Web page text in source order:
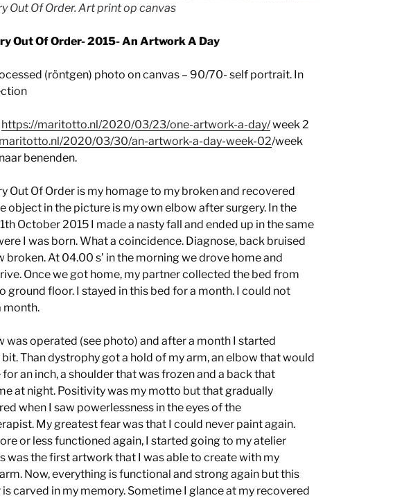
Out Of Order. Art print op canvas
Out Of Order- 2015- An Artwork A Day
(röntgen) photo on canvas – 90/70- self portrait. In
https://maritotto.nl/2020/03/23/one-artwork-a-day/week 2
2020/03/30/an-artwork-a-day-week-02/week
benenden.
Out Of Order is my homage to my broken and recovered
object in the picture is my own elbow after surgery. In the
October 2015 I made a nasty fall and ended up in the same
I was born. What a coincidence. Diagnose, back bruised
broken. At 04.00 s’ in the morning we drove home and
Once we got home, my partner collected the bed from
ground floor. I stayed in this bed for a month. I could not
month.
was operated (see photo) and after a month I started
Than dystrophy got a hold of my arm, an elbow that would
an inch, a shoulder that was frozen and a back that
at night. Positivity was my motto but that gradually
when I saw powerlessness in the eyes of the
My greatest fear was that I could never paint again.
or less functioned again, I started going to my atelier
was the first artwork that I was able to create with my
Now, everything is functional and strong again but this
carved in my memory. Sometime I glance at my recovered